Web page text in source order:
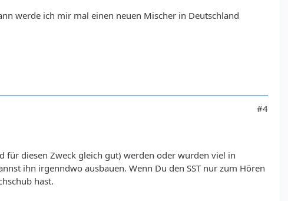
werde ich mir mal einen neuen Mischer in Deutschland
#4
diesen Zweck gleich gut) werden oder wurden viel in
ihn irgenndwo ausbauen. Wenn Du den SST nur zum Hören
hast.